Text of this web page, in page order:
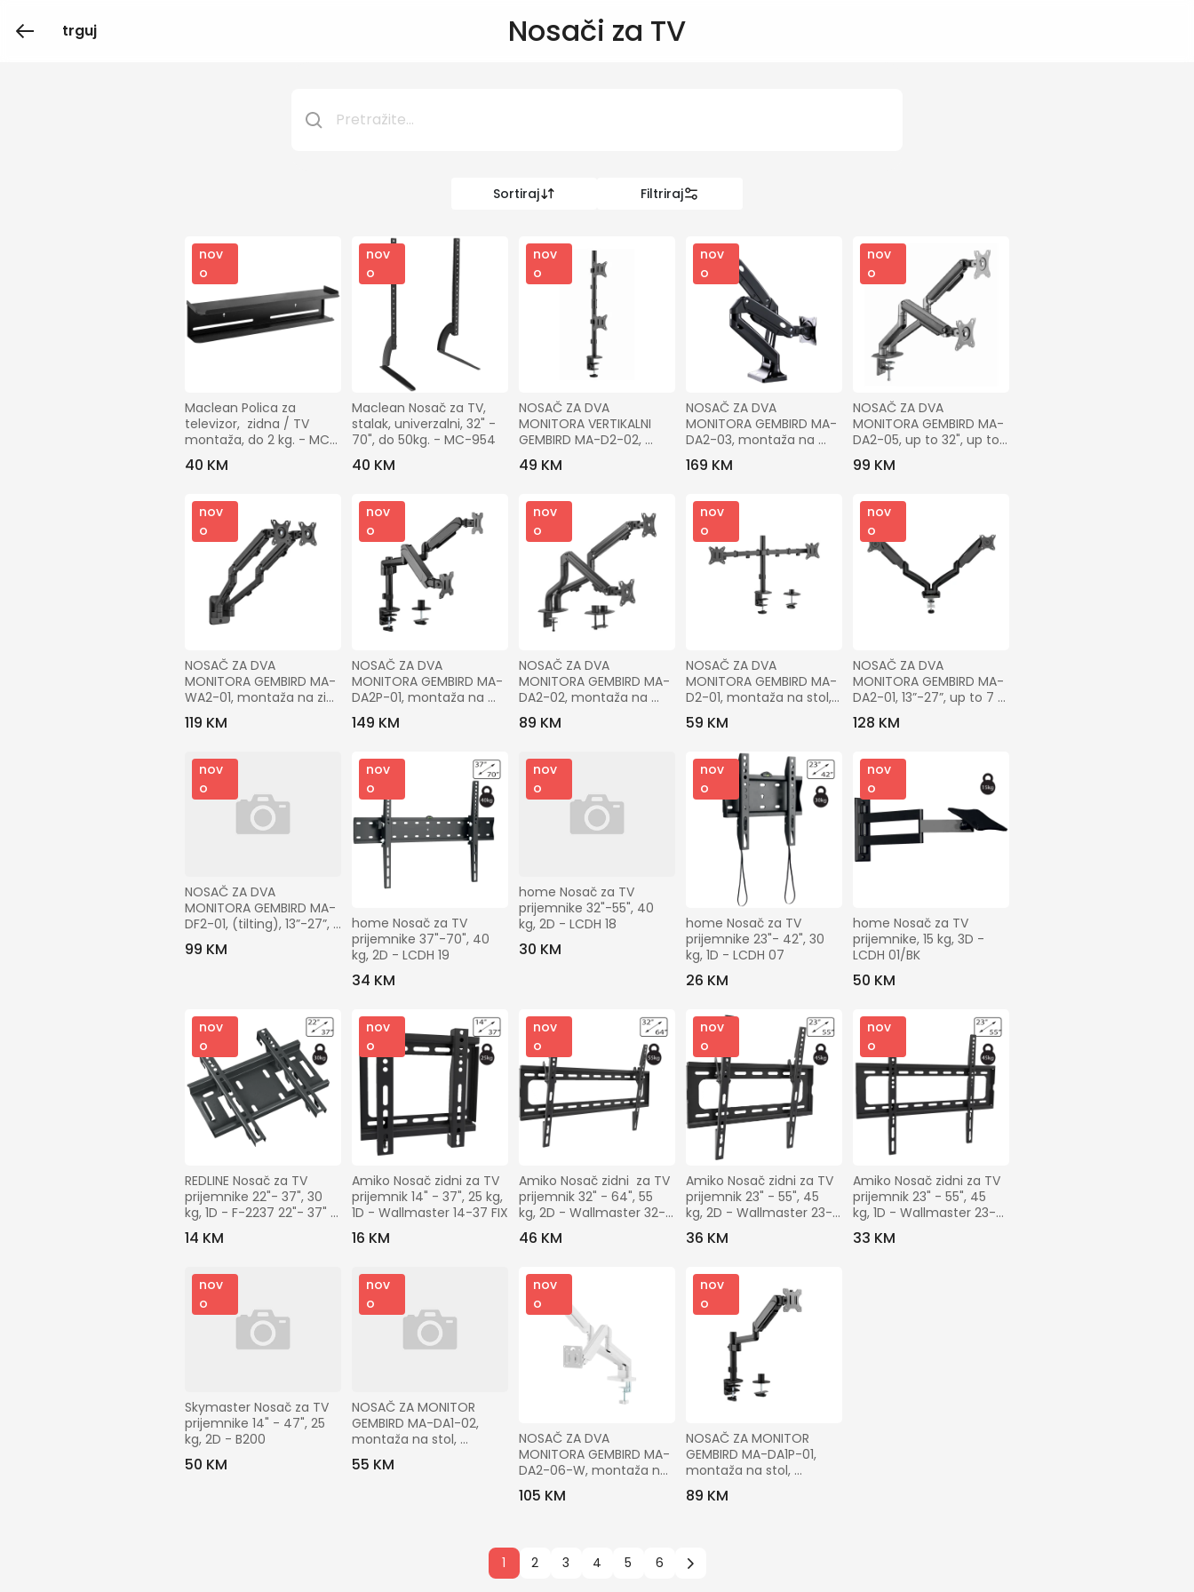
trguj Nosači za TV
Sortiraj Filtriraj
0 KM
Kategorije
Gradovi
nov
o
Maclean Polica za
televizor,  zidna / TV
montaža, do 2 kg. - MC-
904
40 KM
nov
o
Maclean Nosač za TV,
stalak, univerzalni, 32" -
70", do 50kg. - MC-954
40 KM
nov
o
NOSAČ ZA DVA
MONITORA VERTIKALNI
GEMBIRD MA-D2-02,
montaža na stol,
(rotate, tilt, swivel),
49 KM
nov
o
NOSAČ ZA DVA
MONITORA GEMBIRD MA-
DA2-03, montaža na
stol, Full-motion, 17”-35”,
up to 10 kg
169 KM
nov
o
NOSAČ ZA DVA
MONITORA GEMBIRD MA-
DA2-05, up to 32", up to
9 kg
99 KM
nov
o
NOSAČ ZA DVA
MONITORA GEMBIRD MA-
WA2-01, montaža na zid,
17”-27”, up to 7 kg
119 KM
nov
o
NOSAČ ZA DVA
MONITORA GEMBIRD MA-
DA2P-01, montaža na
stol, 17”-32”, up to 9 kg
149 KM
nov
o
NOSAČ ZA DVA
MONITORA GEMBIRD MA-
DA2-02, montaža na
stol, (tilting), 17”-32”, up
to 8 kg
89 KM
nov
o
NOSAČ ZA DVA
MONITORA GEMBIRD MA-
D2-01, montaža na stol,
(rotate, tilt, swivel),
17”-32”, up to 9 kg
59 KM
nov
o
NOSAČ ZA DVA
MONITORA GEMBIRD MA-
DA2-01, 13”-27”, up to 7
kg
128 KM
nov
o
NOSAČ ZA DVA
MONITORA GEMBIRD MA-
DF2-01, (tilting), 13”-27”,
up to 7 kg
99 KM
nov
o
home Nosač za TV
prijemnike 37"-70", 40
kg, 2D - LCDH 19
34 KM
nov
o
home Nosač za TV
prijemnike 32"-55", 40
kg, 2D - LCDH 18
30 KM
nov
o
home Nosač za TV
prijemnike 23"- 42", 30
kg, 1D - LCDH 07
26 KM
nov
o
home Nosač za TV
prijemnike, 15 kg, 3D -
LCDH 01/BK
50 KM
nov
o
REDLINE Nosač za TV
prijemnike 22"- 37", 30
kg, 1D - F-2237 22"- 37"
Fiksni TV nosač
14 KM
nov
o
Amiko Nosač zidni za TV
prijemnik 14" - 37", 25 kg,
1D - Wallmaster 14-37 FIX
16 KM
nov
o
Amiko Nosač zidni  za TV
prijemnik 32" - 64", 55
kg, 2D - Wallmaster 32-
64 Tilt
46 KM
nov
o
Amiko Nosač zidni za TV
prijemnik 23" - 55", 45
kg, 2D - Wallmaster 23-
55 Tilt
36 KM
nov
o
Amiko Nosač zidni za TV
prijemnik 23" - 55", 45
kg, 1D - Wallmaster 23-
55 FIX
33 KM
nov
o
Skymaster Nosač za TV
prijemnike 14" - 47", 25
kg, 2D - B200
50 KM
nov
o
NOSAČ ZA MONITOR
GEMBIRD MA-DA1-02,
montaža na stol,
(tilting), 17”-32”, up to 8
kg
55 KM
nov
o
NOSAČ ZA DVA
MONITORA GEMBIRD MA-
DA2-06-W, montaža na
sto, 17" up to 32", up to
10 kg, white
105 KM
nov
o
NOSAČ ZA MONITOR
GEMBIRD MA-DA1P-01,
montaža na stol,
(tilting), 17”-32”, up to 9
kg
89 KM
1 2 3 4 5 6